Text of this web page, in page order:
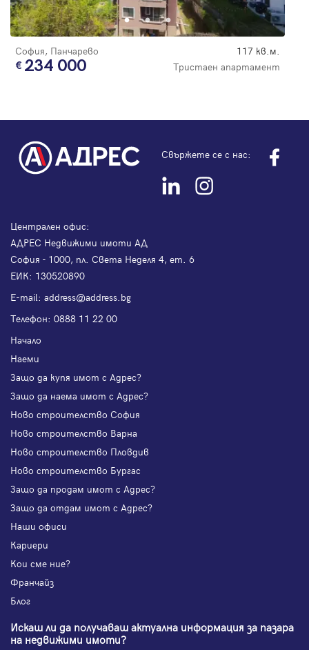
София, Панчарево 117 кв.м.
234 000 Тристаен апартамент
Свържете се с нас:
Централен офис:
АДРЕС Недвижими имоти АД
София - 1000, пл. Света Неделя 4, ет. 6
ЕИК: 130520890
Е-mail: address@address.bg
Телефон: 0888 11 22 00
Начало
Наеми
Защо да купя имот с Адрес?
Защо да наема имот с Адрес?
Ново строителство София
Ново строителство Варна
Ново строителство Пловдив
Ново строителство Бургас
Защо да продам имот с Адрес?
Защо да отдам имот с Адрес?
Наши офиси
Кариери
Кои сме ние?
Франчайз
Блог
Искаш ли да получаваш актуална информация за пазара
на недвижими имоти?